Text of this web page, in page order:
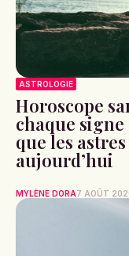
ASTROLOGIE
Horoscope
chaque
que les
aujourd’hui
MYLÈNE DORA7 AOÛT